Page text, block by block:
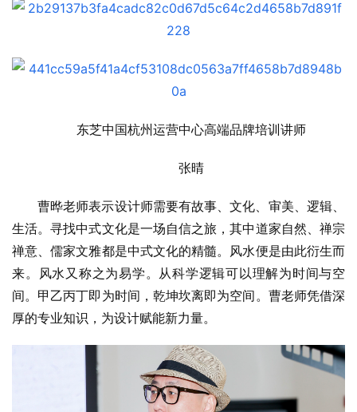
东芝中国杭州运营中心高端品牌培训讲师
张晴
曹晔老师表示设计师需要有故事、文化、审美、逻辑、
生活。寻找中式文化是一场自信之旅，其中道家自然、禅宗
禅意、儒家文雅都是中式文化的精髓。风水便是由此衍生而
来。风水又称之为易学。从科学逻辑可以理解为时间与空
间。甲乙丙丁即为时间，乾坤坎离即为空间。曹老师凭借深
厚的专业知识，为设计赋能新力量。